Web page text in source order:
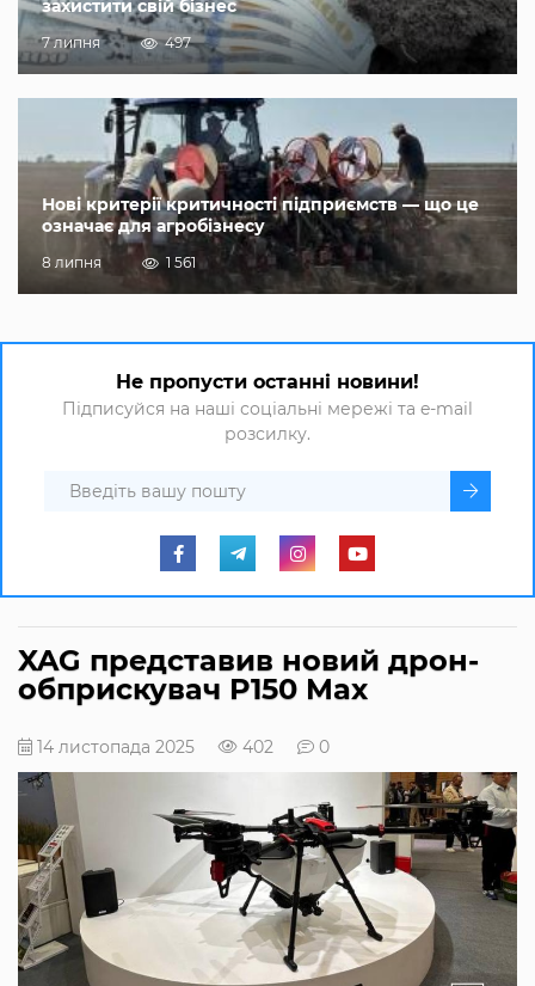
захистити свій бізнес
7 липня 497
Нові критерії критичності підприємств — що це
означає для агробізнесу
8 липня 1 561
Не пропусти останні новини!
Підписуйся на наші соціальні мережі та e-mail
розсилку.
XAG представив новий дрон-
обприскувач P150 Max
14 листопада 2025 402 0